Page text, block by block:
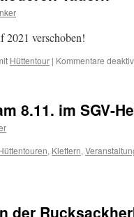
2021 verschoben!
Hüttentour | Kommentare
8.11. im SGV-
, Klettern,
der